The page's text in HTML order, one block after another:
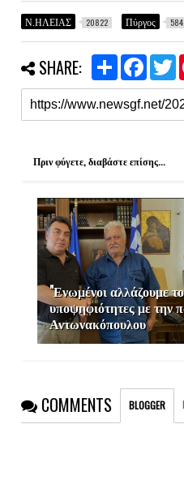
Ν.ΗΛΕΙΑΣ 20822 Πύργος
SHARE:
S
a
r
e
F
c
e
b
o
T
i
t
t
e
Πριν φύγετε, διαβάστε επίσης...
"Ενωμένοι αλλάζουμε
υποψηφιότητες με την
Αντωνακόπουλου
COMMENTS BLOGGER